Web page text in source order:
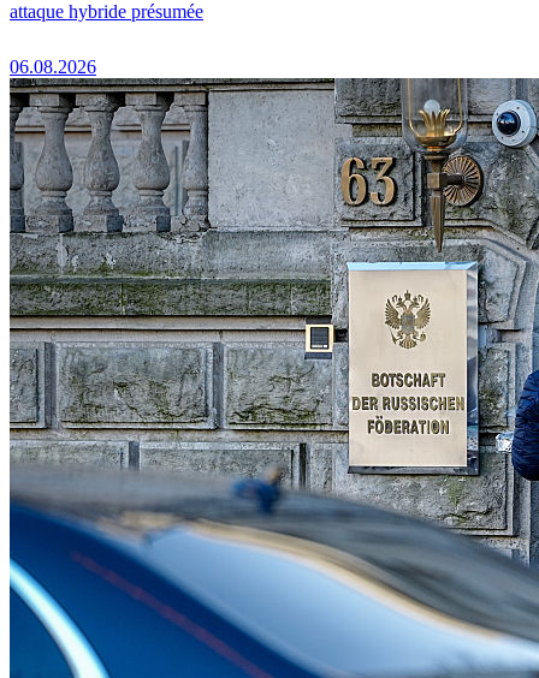
attaque hybride présumée
06.08.2026